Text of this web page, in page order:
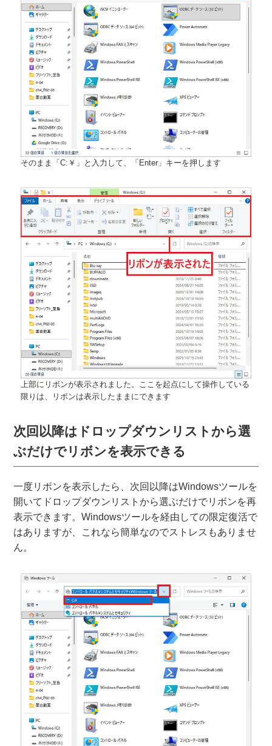
そのまま「C:￥」と入力して、「Enter」キーを押します
上部にリボンが表示されました。ここを起点にして操作している
限りは、リボンは表示したままにできます
次回以降はドロップダウンリストから選
ぶだけでリボンを表示できる
一度リボンを表示したら、次回以降はWindowsツールを
開いてドロップダウンリストから選ぶだけでリボンを再
表示できます。Windowsツールを経由しての限定復活で
はありますが、これなら簡単なのでストレスもありませ
ん。